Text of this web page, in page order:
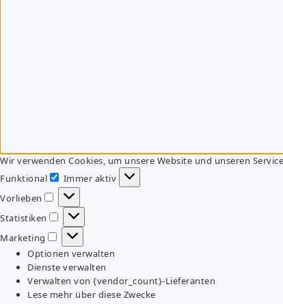
Wir verwenden Cookies, um unsere Website und unseren
Funktional
Funktional
Immer aktiv
Vorlieben
Vorlieben
Statistiken
Statistiken
Marketing
Marketing
Optionen verwalten
Dienste verwalten
Verwalten von {vendor_count}-Lieferanten
Lese mehr über diese Zwecke